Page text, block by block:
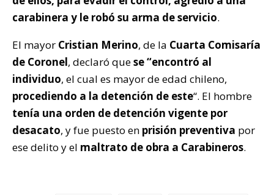
carabinera y le robó su arma de servicio.
El mayor Cristian Merino, de la Cuarta Comisaría
de Coronel, declaró quese “encontró al
individuo, el cual es mayor de edad chileno,
procediendo a la detención de este“. El hombre
tenía una orden de detención vigente por
desacato, y fue puesto en prisión preventiva por
ese delito y el maltrato de obra a Carabineros.